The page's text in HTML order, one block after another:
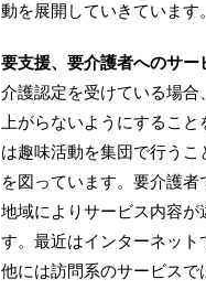
動を展開していきています。
要支援、要介護者へのサー
介護認定を受けている場
上がらないようにするこ
は趣味活動を集団で行う
を図っています。要介護者
地域によりサービス内容
す。最近はインターネット
他には訪問系のサービスで